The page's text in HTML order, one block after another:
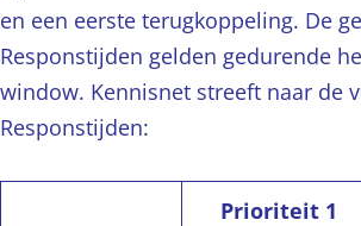
en een eerste terugkoppeling. De
Responstijden gelden gedurende
window. Kennisnet streeft naar de
Responstijden:
Prioriteit 1